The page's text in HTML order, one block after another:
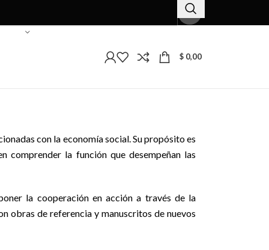
$ 0,00
con la economía social. Su propósito es
la función que desempeñan las
la cooperación en acción a través de la
obras de referencia y manuscritos de nuevos